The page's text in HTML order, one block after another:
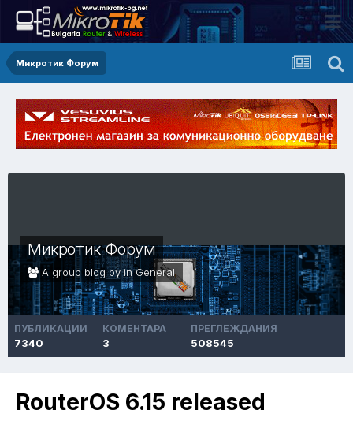
Микротик Форум
Микротик Форум
A group blog by inGeneral
ПУБЛИКАЦИИ
7340
КОМЕНТАРА
3
ПРЕГЛЕЖДАНИЯ
508545
RouterOS 6.15 released